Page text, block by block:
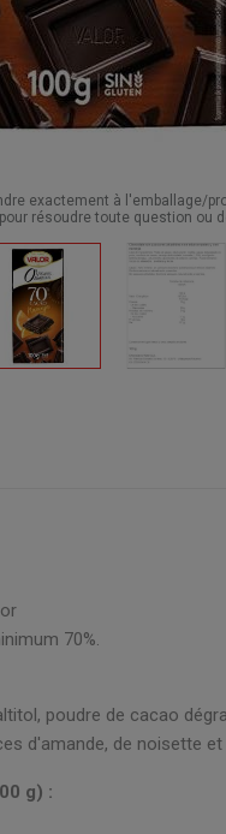
exactement à l'emballage/
résoudre toute question ou
70%.
poudre de cacao
d'amande, de noisette et
g) :